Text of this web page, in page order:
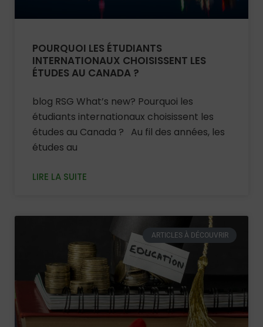
POURQUOI LES ÉTUDIANTS
INTERNATIONAUX CHOISISSENT LES
ÉTUDES AU CANADA ?
blog RSG What’s new? Pourquoi les
étudiants internationaux choisissent les
études au Canada ? Au fil des années, les
études au
LIRE LA SUITE
ARTICLES À DÉCOUVRIR